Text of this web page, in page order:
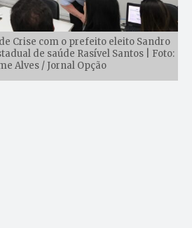
Crise com o prefeito eleito Sandro
de saúde Rasível Santos | Foto:
Alves / Jornal Opção